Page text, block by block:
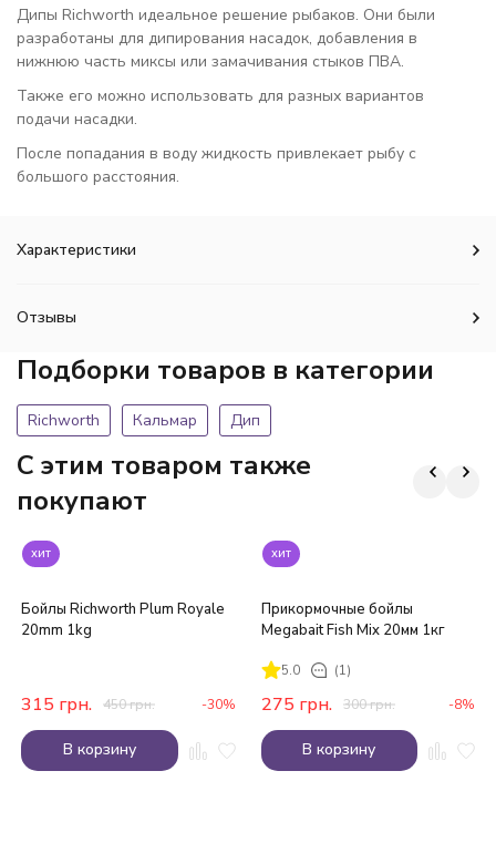
Дипы Richworth идеальное решение рыбаков. Они были
разработаны для дипирования насадок, добавления в
нижнюю часть миксы или замачивания стыков ПВА.
Также его можно использовать для разных вариантов
подачи насадки.
После попадания в воду жидкость привлекает рыбу с
большого расстояния.
Характеристики
Отзывы
Подборки товаров в категории
Richworth Кальмар Дип
C этим товаром также
покупают
хит
Бойлы Richworth Plum Royale
20mm 1kg
315 грн. 450грн. -30%
В корзину
хит
Прикормочные бойлы
Megabait Fish Mix 20мм 1кг
5.0 (1)
275 грн. 300грн. -8%
В корзину